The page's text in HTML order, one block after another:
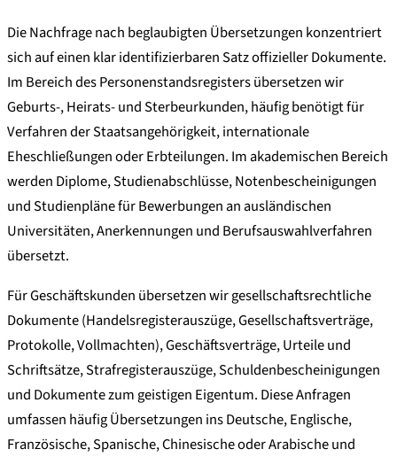
Die Nachfrage nach beglaubigten Übersetzungen konzentriert
sich auf einen klar identifizierbaren Satz offizieller Dokumente.
Im Bereich des Personenstandsregisters übersetzen wir
Geburts-, Heirats- und Sterbeurkunden, häufig benötigt für
Verfahren der Staatsangehörigkeit, internationale
Eheschließungen oder Erbteilungen. Im akademischen Bereich
werden Diplome, Studienabschlüsse, Notenbescheinigungen
und Studienpläne für Bewerbungen an ausländischen
Universitäten, Anerkennungen und Berufsauswahlverfahren
übersetzt.
Für Geschäftskunden übersetzen wir gesellschaftsrechtliche
Dokumente (Handelsregisterauszüge, Gesellschaftsverträge,
Protokolle, Vollmachten), Geschäftsverträge, Urteile und
Schriftsätze, Strafregisterauszüge, Schuldenbescheinigungen
und Dokumente zum geistigen Eigentum. Diese Anfragen
umfassen häufig Übersetzungen ins Deutsche, Englische,
Französische, Spanische, Chinesische oder Arabische und